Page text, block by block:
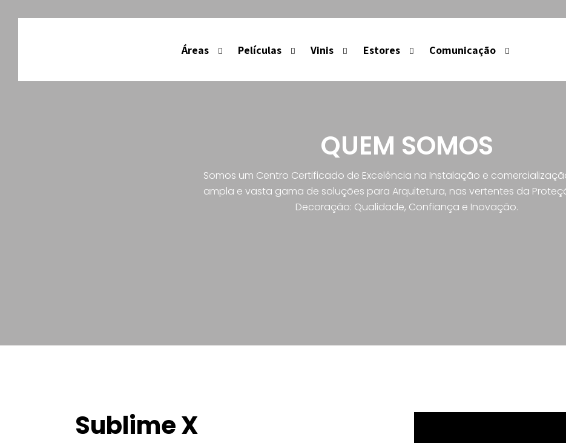
Áreas Películas Vinis Estores Comunicação
QUEM SOMOS
Somos um Centro Certificado de Excelência na Instalação e
ampla e vasta gama de soluções para Arquitetura, nas vertentes da
Decoração: Qualidade, Confiança e Inovação.
Sublime X